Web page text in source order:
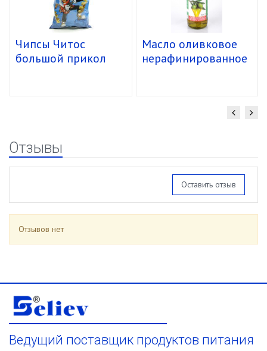
Чипсы Читос
большой прикол
Масло оливковое
нерафинированное
Отзывы
Оставить отзыв
Отзывов нет
Ведущий поставщик продуктов питания